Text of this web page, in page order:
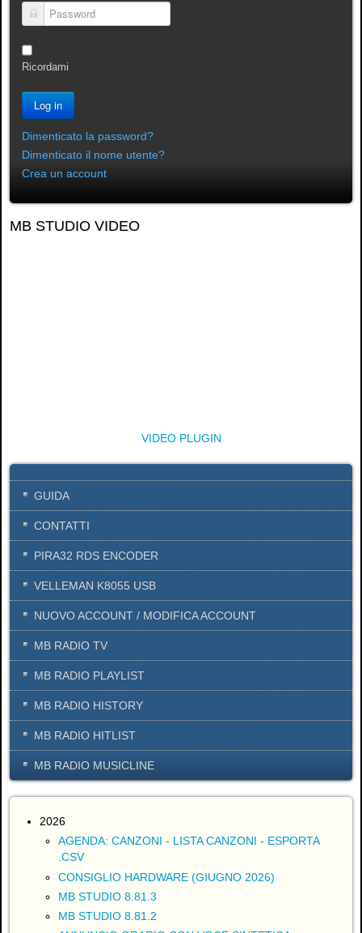
Password
Ricordami
Log in
Dimenticato la password?
Dimenticato il nome utente?
Crea un account
MB STUDIO VIDEO
VIDEO PLUGIN
GUIDA
CONTATTI
PIRA32 RDS ENCODER
VELLEMAN K8055 USB
NUOVO ACCOUNT / MODIFICA ACCOUNT
MB RADIO TV
MB RADIO PLAYLIST
MB RADIO HISTORY
MB RADIO HITLIST
MB RADIO MUSICLINE
2026
AGENDA: CANZONI - LISTA CANZONI - ESPORTA
.CSV
CONSIGLIO HARDWARE (GIUGNO 2026)
MB STUDIO 8.81.3
MB STUDIO 8.81.2